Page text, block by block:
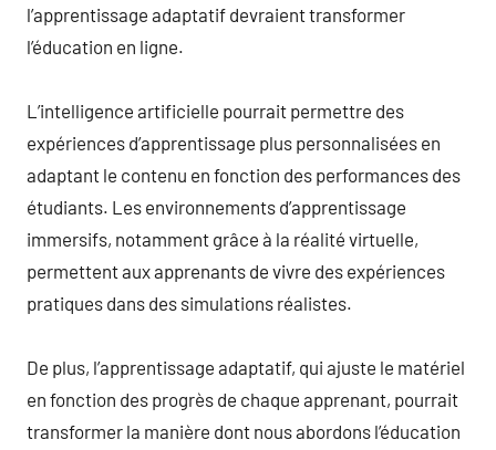
l’apprentissage adaptatif devraient transformer
l’éducation en ligne.
L’intelligence artificielle pourrait permettre des
expériences d’apprentissage plus personnalisées en
adaptant le contenu en fonction des performances des
étudiants. Les environnements d’apprentissage
immersifs, notamment grâce à la réalité virtuelle,
permettent aux apprenants de vivre des expériences
pratiques dans des simulations réalistes.
De plus, l’apprentissage adaptatif, qui ajuste le matériel
en fonction des progrès de chaque apprenant, pourrait
transformer la manière dont nous abordons l’éducation